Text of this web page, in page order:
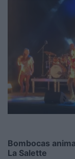
Bombocas
La Salette